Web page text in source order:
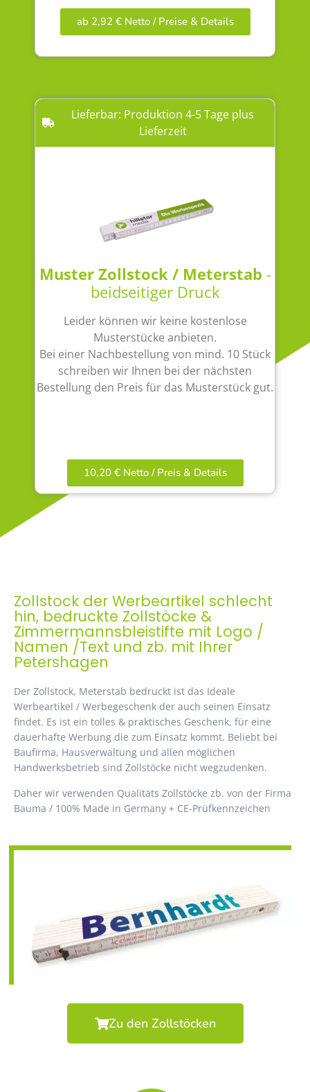
ab 2,92 € Netto / Preise & Details
Lieferbar: Produktion 4-5 Tage plus
Lieferzeit
Muster Zollstock / Meterstab -
beidseitiger Druck
Leider können wir keine kostenlose
Musterstücke anbieten.
Bei einer Nachbestellung von mind. 10 Stück
schreiben wir Ihnen bei der nächsten
Bestellung den Preis für das Musterstück gut.
10,20 € Netto / Preis & Details
Zollstock der Werbeartikel schlecht
hin, bedruckte Zollstöcke &
Zimmermannsbleistifte mit Logo /
Namen /Text und zb. mit Ihrer
Petershagen
Der Zollstock, Meterstab bedruckt ist das Ideale
Werbeartikel / Werbegeschenk der auch seinen Einsatz
findet. Es ist ein tolles & praktisches Geschenk, für eine
dauerhafte Werbung die zum Einsatz kommt. Beliebt bei
Baufirma, Hausverwaltung und allen möglichen
Handwerksbetrieb sind Zollstöcke nicht wegzudenken.
Daher wir verwenden Qualitäts Zollstöcke zb. von der Firma
Bauma / 100% Made in Germany + CE-Prüfkennzeichen
Zu den Zollstöcken